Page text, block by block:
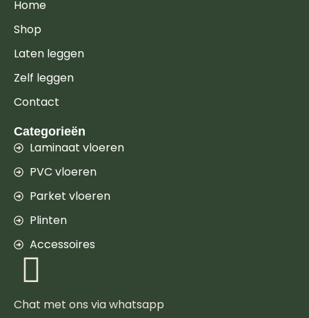
Home
Shop
Laten leggen
Zelf leggen
Contact
Categorieën
Laminaat vloeren
PVC vloeren
Parket vloeren
Plinten
Accessoires
Chat met ons via whatsapp